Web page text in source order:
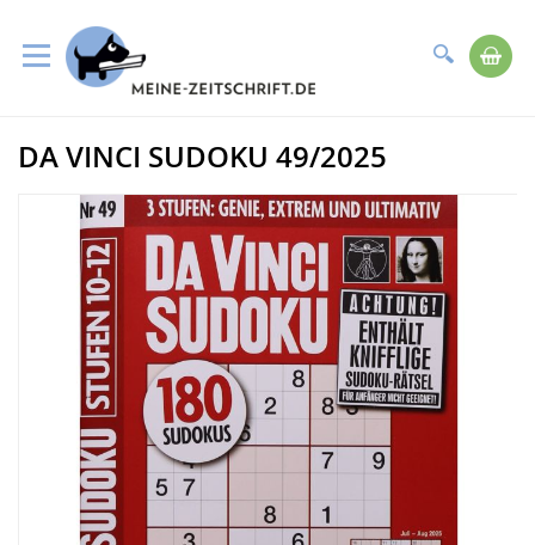
Suche
zum
Inhalt
Zum
Bildergalerie
springen
DA VINCI SUDOKU 49/2025